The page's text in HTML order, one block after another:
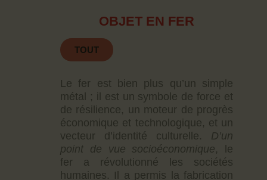
CULTURES GÉNÉRALES
BIBLIOTHÈQUE
MUSÉE
BOUTIQUE
CONTACTS
FAQS
OBJET EN FER
TOUT
Le fer est bien plus qu’un simple
métal ; il est un symbole de force et
de résilience, un moteur de progrès
économique et technologique, et un
vecteur d’identité culturelle. D’un
point de vue socioéconomique, le
fer a révolutionné les sociétés
humaines. Il a permis la fabrication